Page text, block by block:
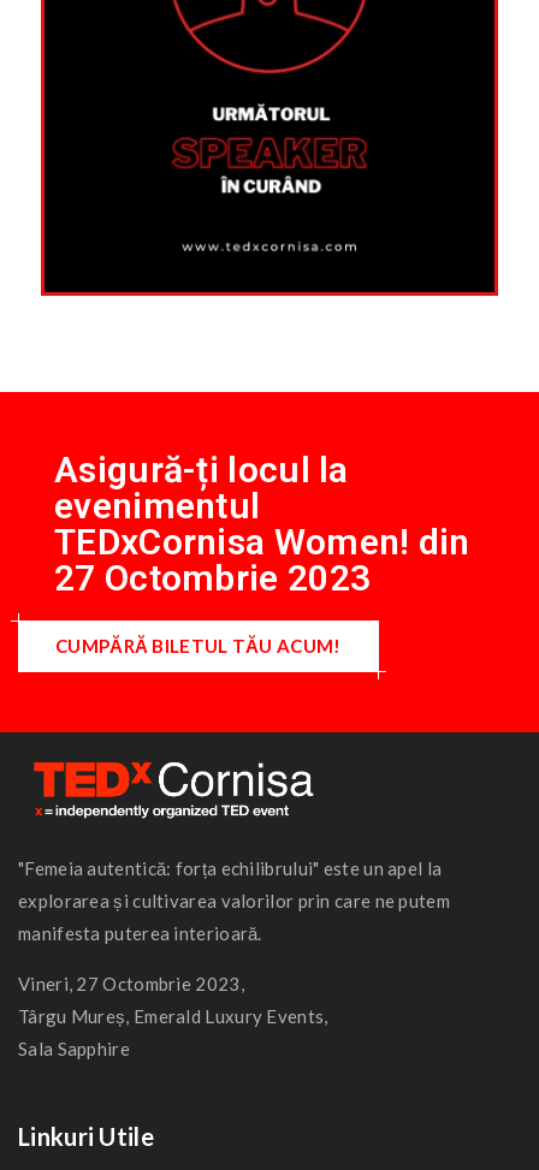
Asigură-ți locul la
evenimentul
TEDxCornisa Women! din
27 Octombrie 2023
CUMPĂRĂ BILETUL TĂU ACUM!
"Femeia autentică: forța echilibrului" este un apel la
explorarea și cultivarea valorilor prin care ne putem
manifesta puterea interioară.
Vineri, 27 Octombrie 2023,
Târgu Mureș, Emerald Luxury Events,
Sala Sapphire
Linkuri Utile